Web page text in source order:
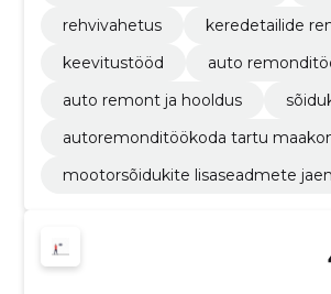
rehvivahetus
keredetailide
keevitustööd
auto
auto remont ja hooldus
autoremonditöökoda tartu
mootorsõidukite lisaseadmete